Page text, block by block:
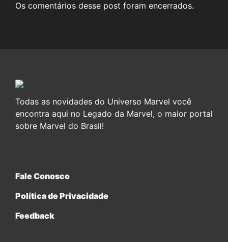
Os comentários desse post foram encerrados.
Todas as novidades do Universo Marvel você
encontra aqui no Legado da Marvel, o maior portal
sobre Marvel do Brasil!
Fale Conosco
Política de Privacidade
Feedback